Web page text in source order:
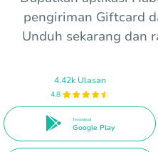
pengiriman Giftcard
Unduh sekarang dan
4.42k Ulasan
4.8
Tersedia di
Google Play